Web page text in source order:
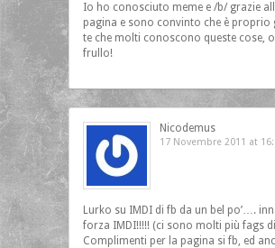
Io ho conosciuto meme e /b/ grazie
pagina e sono convinto che è proprio
te che molti conoscono queste cose,
frullo!
Nicodemus
17 Novembre 2011 at
Lurko su IMDI di fb da un bel po’….
forza IMDI!!!!! (ci sono molti più fags
Complimenti per la pagina si fb, ed